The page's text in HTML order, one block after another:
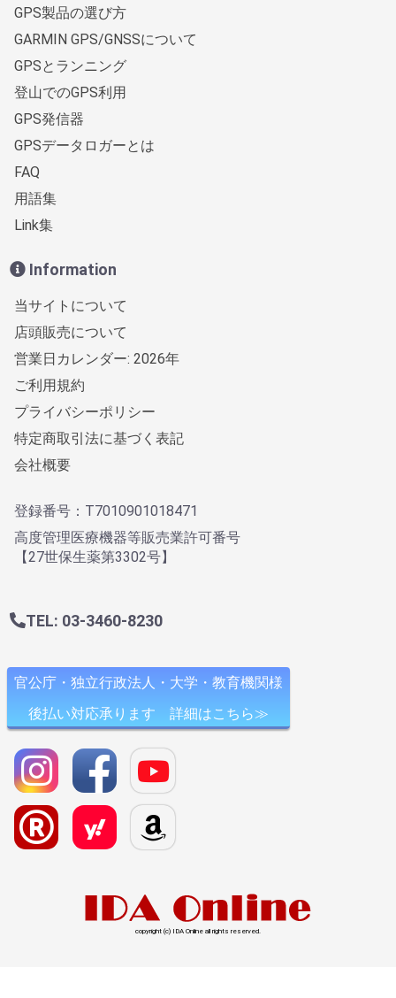
GPS製品の選び方
GARMIN GPS/GNSSについて
GPSとランニング
登山でのGPS利用
GPS発信器
GPSデータロガーとは
FAQ
用語集
Link集
Information
当サイトについて
店頭販売について
営業日カレンダー: 2026年
ご利用規約
プライバシーポリシー
特定商取引法に基づく表記
会社概要
登録番号：T7010901018471
高度管理医療機器等販売業許可番号
【27世保生薬第3302号】
TEL: 03-3460-8230
官公庁・独立行政法人・大学・教育機関様
後払い対応承ります 詳細はこちら≫
copyright (c) IDA Online all rights reserved.